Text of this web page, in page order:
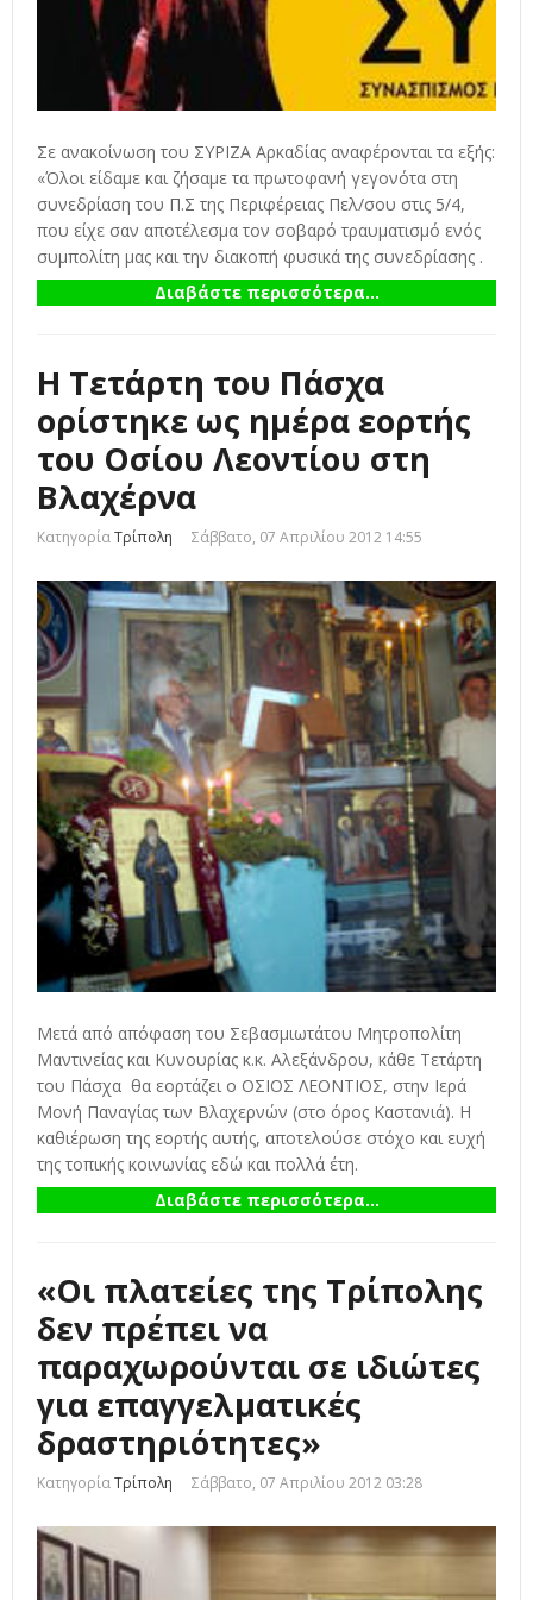
Σε ανακοίνωση του ΣΥΡΙΖΑ Αρκαδίας αναφέρονται τα εξής:
«Όλοι είδαμε και ζήσαμε τα πρωτοφανή γεγονότα στη
συνεδρίαση του Π.Σ της Περιφέρειας Πελ/σου στις 5/4,
που είχε σαν αποτέλεσμα τον σοβαρό τραυματισμό ενός
συμπολίτη μας και την διακοπή φυσικά της συνεδρίασης .
Διαβάστε περισσότερα...
Η Τετάρτη του Πάσχα
ορίστηκε ως ημέρα εορτής
του Οσίου Λεοντίου στη
ΚατηγορίαΤρίπολη Σάββατο, 07 Απριλίου 2012 14:55
Μετά από απόφαση του Σεβασμιωτάτου Μητροπολίτη
Μαντινείας και Κυνουρίας κ.κ. Αλεξάνδρου, κάθε Τετάρτη
του Πάσχα θα εορτάζει ο ΟΣΙΟΣ ΛΕΟΝΤΙΟΣ, στην Ιερά
Μονή Παναγίας των Βλαχερνών (στο όρος Καστανιά). Η
καθιέρωση της εορτής αυτής, αποτελούσε στόχο και ευχή
της τοπικής κοινωνίας εδώ και πολλά έτη.
Διαβάστε περισσότερα...
«Οι πλατείες της Τρίπολης
δεν πρέπει να
παραχωρούνται σε ιδιώτες
για επαγγελματικές
δραστηριότητες»
ΚατηγορίαΤρίπολη Σάββατο, 07 Απριλίου 2012 03:28